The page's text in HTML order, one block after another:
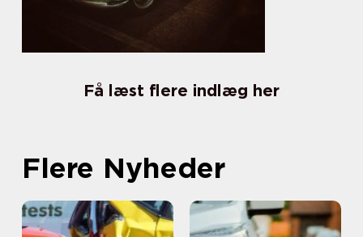
Få læst flere indlæg her
Flere Nyheder